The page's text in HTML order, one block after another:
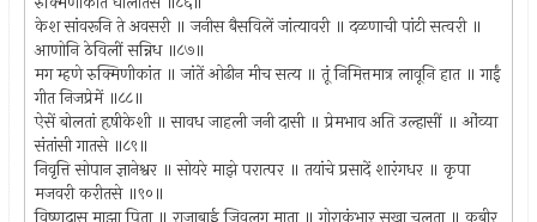
केश सांवरूनि ते अवसरी ॥ जनीस बैसविलें जांत्यावरी ॥ दळणाची पांटी सत्वरी ॥
आणोनि ठेविलीं सन्निध ॥८७॥
मग म्हणे रुक्मिणीकांत ॥ जांतें ओढीन मीच सत्य ॥ तूं निमित्तमात्र लावूनि हात ॥ गाईं
गीत निजप्रेमें ॥८८॥
ऐसें बोलतां हृषीकेशी ॥ सावध जाहली जनी दासी ॥ प्रेमभाव अति उल्हासीं ॥ ओंव्या
संतांसी गातसे ॥८९॥
निवृत्ति सोपान ज्ञानेश्वर ॥ सोयरे माझे परात्पर ॥ तयांचे प्रसादें शारंगधर ॥ कृपा
मजवरी करीतसे ॥९०॥